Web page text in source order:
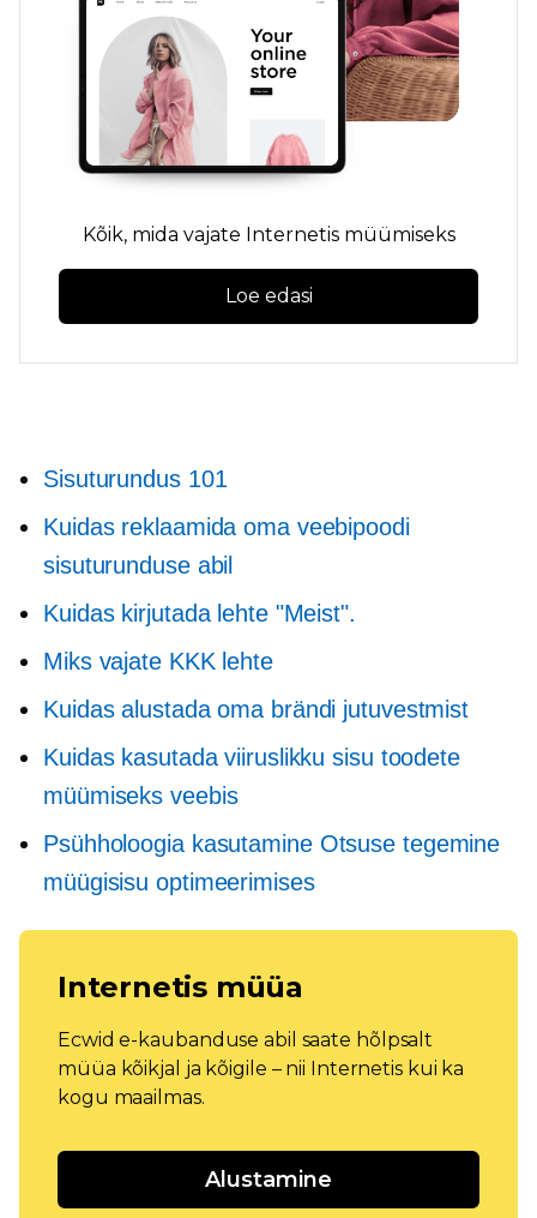
Kõik, mida vajate Internetis müümiseks
Loe edasi
Sisuturundus 101
Kuidas reklaamida oma veebipoodi
sisuturunduse abil
Kuidas kirjutada lehte "Meist".
Miks vajate KKK lehte
Kuidas alustada oma brändi jutuvestmist
Kuidas kasutada viiruslikku sisu toodete
müümiseks veebis
Psühholoogia kasutamine Otsuse tegemine
müügisisu optimeerimises
Internetis müüa
Ecwid e-kaubanduse abil saate hõlpsalt
müüa kõikjal ja kõigile – nii Internetis kui ka
kogu maailmas.
Alustamine